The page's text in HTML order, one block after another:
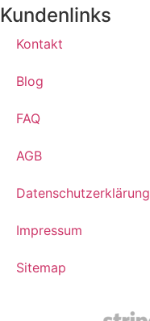
Kundenlinks
Kontakt
Blog
FAQ
AGB
Datenschutzerklärung
Impressum
Sitemap